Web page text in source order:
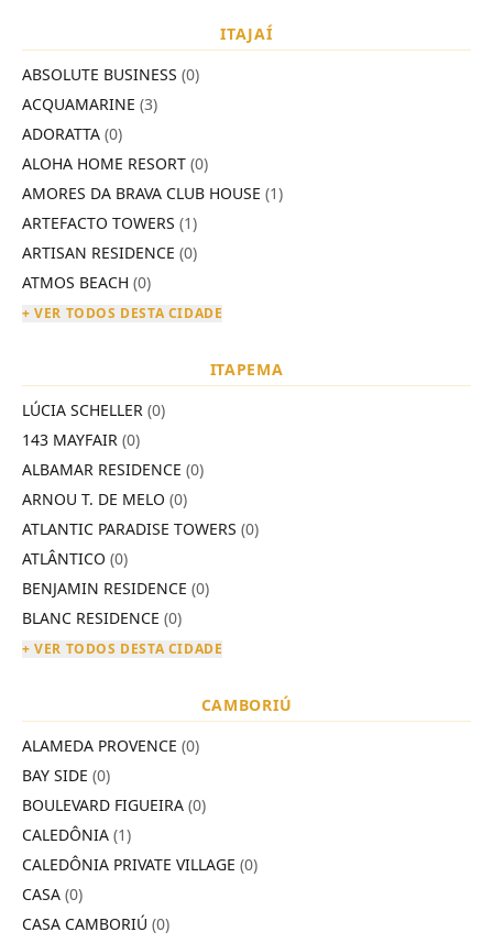
ITAJAÍ
ABSOLUTE BUSINESS (0)
ACQUAMARINE (3)
ADORATTA (0)
ALOHA HOME RESORT (0)
AMORES DA BRAVA CLUB HOUSE (1)
ARTEFACTO TOWERS (1)
ARTISAN RESIDENCE (0)
ATMOS BEACH (0)
+ VER TODOS DESTA CIDADE
ITAPEMA
LÚCIA SCHELLER (0)
143 MAYFAIR (0)
ALBAMAR RESIDENCE (0)
ARNOU T. DE MELO (0)
ATLANTIC PARADISE TOWERS (0)
ATLÂNTICO (0)
BENJAMIN RESIDENCE (0)
BLANC RESIDENCE (0)
+ VER TODOS DESTA CIDADE
CAMBORIÚ
ALAMEDA PROVENCE (0)
BAY SIDE (0)
BOULEVARD FIGUEIRA (0)
CALEDÔNIA (1)
CALEDÔNIA PRIVATE VILLAGE (0)
CASA (0)
CASA CAMBORIÚ (0)